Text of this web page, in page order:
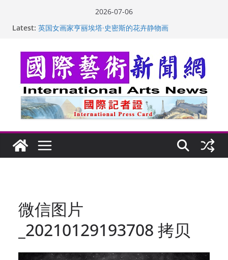
2026-07-06
Latest: 英国女画家亨丽埃塔·史密斯的花卉静物画
玛丽安娜·卡拉切娃的绘画：幽默和难以言喻的快乐
苏方 ：“字”得其乐
“梵心”归处：一场展览 连着攀枝花的千里乡愁
微信图片
_20210129193708 拷贝